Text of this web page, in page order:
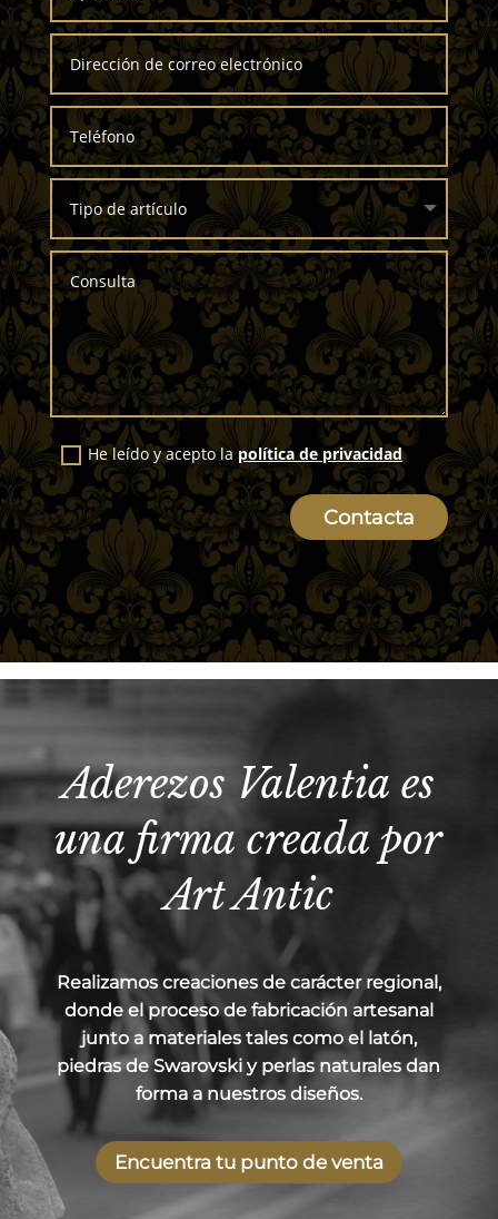
He leído y acepto lapolítica de privacidad
Contacta
Aderezos Valentia es
una firma creada por
Art Antic
Realizamos creaciones de carácter regional,
donde el proceso de fabricación artesanal
junto a materiales tales como el latón,
piedras de Swarovski y perlas naturales dan
forma a nuestros diseños.
Encuentra tu punto de venta